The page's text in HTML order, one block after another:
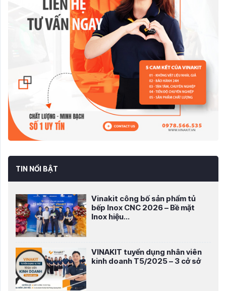
TIN NỔI BẬT
Vinakit công bố sản phẩm tủ
bếp Inox CNC 2026 – Bề mặt
Inox hiệu...
VINAKIT tuyển dụng nhân viên
kinh doanh T5/2025 – 3 cở sở